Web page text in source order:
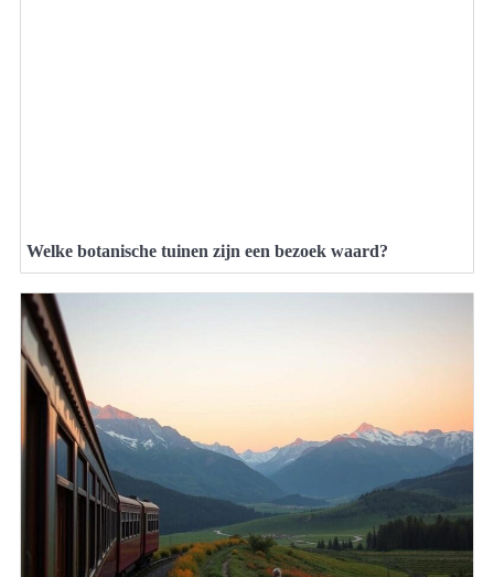
Welke botanische tuinen zijn een bezoek waard?